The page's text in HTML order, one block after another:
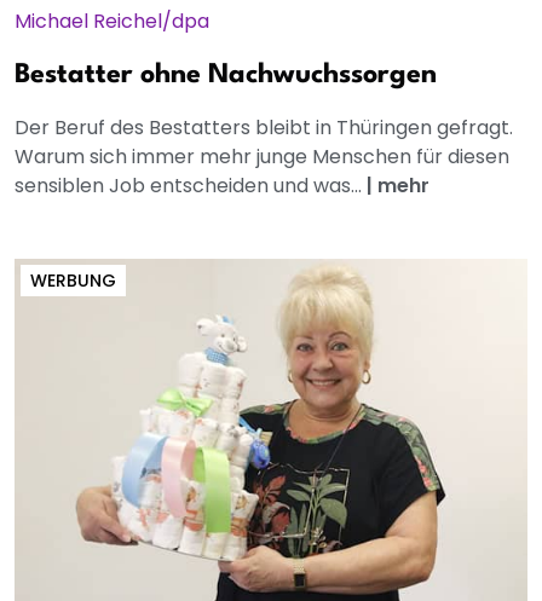
Bestatter ohne Nachwuchssorgen
Der Beruf des Bestatters bleibt in Thüringen gefragt.
Warum sich immer mehr junge Menschen für diesen
sensiblen Job entscheiden und was... | mehr
WERBUNG